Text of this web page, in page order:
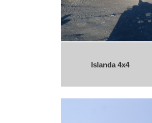
Islanda 4x4